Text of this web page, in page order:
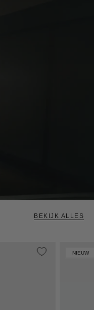
BEKIJK ALLES
NIEUW